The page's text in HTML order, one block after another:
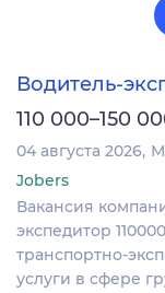
Водитель-
110 000–150
04 августа 2026
Jobers
Вакансия
экспедитор
транспортно-
услуги в сфере